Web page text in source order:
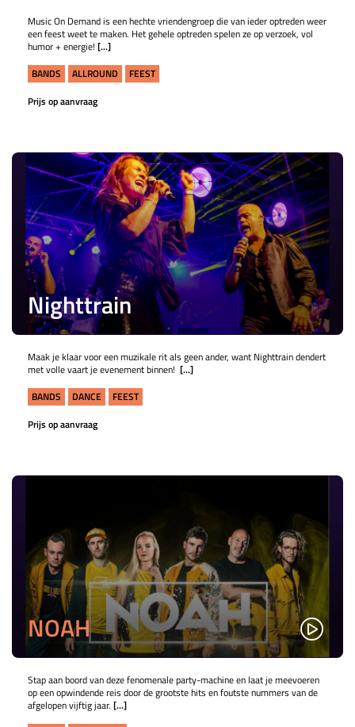
Music On Demand is een hechte vriendengroep die van ieder optreden weer
een feest weet te maken. Het gehele optreden spelen ze op verzoek, vol
humor + energie! [...]
BANDS
ALLROUND
FEEST
Prijs op aanvraag
Nighttrain
Maak je klaar voor een muzikale rit als geen ander, want Nighttrain dendert
met volle vaart je evenement binnen! [...]
BANDS
DANCE
FEEST
Prijs op aanvraag
NOAH
Stap aan boord van deze fenomenale party-machine en laat je meevoeren
op een opwindende reis door de grootste hits en foutste nummers van de
afgelopen vijftig jaar. [...]